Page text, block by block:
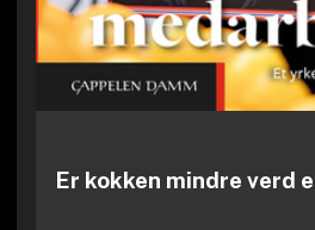
Er kokken mindre verd